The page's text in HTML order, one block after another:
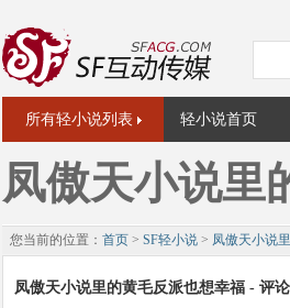
所有轻小说列表 轻小说首页
凤傲天小说里
您当前的位置： 首页 > SF轻小说 > 凤傲天小说
凤傲天小说里的黄毛反派也想幸福 - 评论